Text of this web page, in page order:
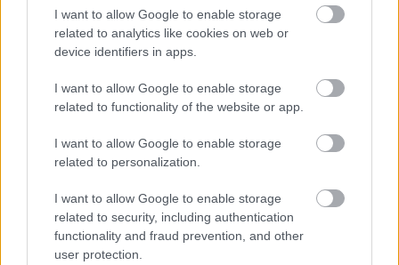
I want to allow Google to enable storage
related to analytics like cookies on web or
device identifiers in apps.
I want to allow Google to enable storage
related to functionality of the website or app.
I want to allow Google to enable storage
related to personalization.
I want to allow Google to enable storage
related to security, including authentication
functionality and fraud prevention, and other
user protection.
tesz csodát a szemkörnyékkel az Azalea terméke.
Glam-tipp: tárold a hűtőben, majd hidegen vidd fel a
reggeli puffadás!